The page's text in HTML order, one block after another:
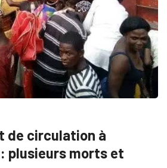
de circulation à
plusieurs morts et